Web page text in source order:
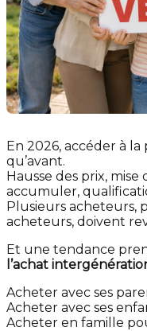
En 2026, accéder à la
qu’avant.
Hausse des prix,
accumuler,
Plusieurs acheteurs,
acheteurs, doivent
Et une tendance
l’achat
Acheter avec ses
Acheter avec ses
Acheter en famille